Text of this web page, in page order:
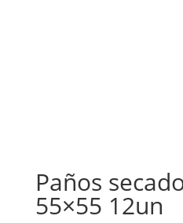
Paños
55×55 12un